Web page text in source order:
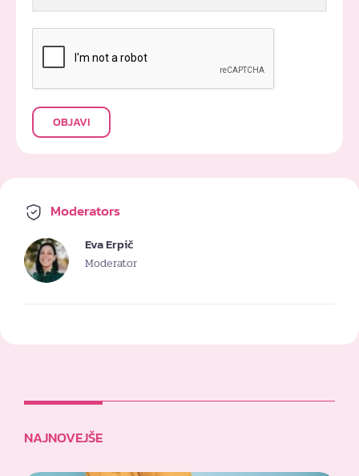
OBJAVI
Moderators
Eva Erpič
Moderator
NAJNOVEJŠE